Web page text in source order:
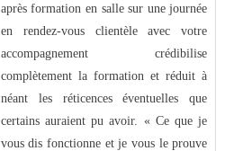
après formation en salle sur une journée
en rendez-vous clientèle avec votre
accompagnement crédibilise
complètement la formation et réduit à
néant les réticences éventuelles que
certains auraient pu avoir. « Ce que je
vous dis fonctionne et je vous le prouve